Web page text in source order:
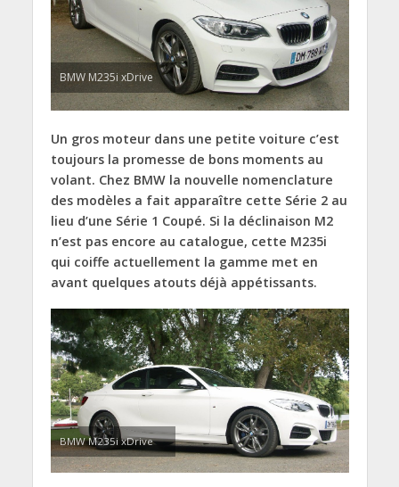
BMW M235i xDrive
Un gros moteur dans une petite voiture c’est
toujours la promesse de bons moments au
volant. Chez BMW la nouvelle nomenclature
des modèles a fait apparaître cette Série 2 au
lieu d’une Série 1 Coupé. Si la déclinaison M2
n’est pas encore au catalogue, cette M235i
qui coiffe actuellement la gamme met en
avant quelques atouts déjà appétissants.
BMW M235i xDrive